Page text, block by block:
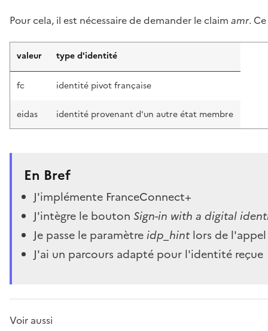
Pour cela, il est nécessaire de demander le claim amr.
valeur type d'identité
fc identité pivot française
eidas identité provenant d'un autre état membre
En Bref
J'implémente FranceConnect+
J'intègre le bouton Sign-in with a digital
Je passe le paramètreidp_hintlors de
J'ai un parcours adapté pour l'identité reçue
Voir aussi